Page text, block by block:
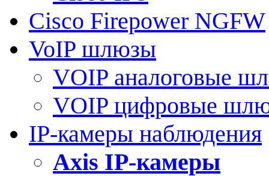
Cisco Firepower NGFW
VoIP шлюзы
VOIP аналоговые
VOIP цифровые
IP-камеры наблюдения
Axis IP-камеры